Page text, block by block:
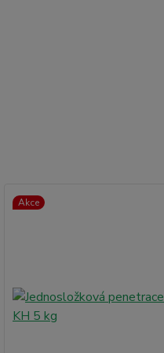
Akce